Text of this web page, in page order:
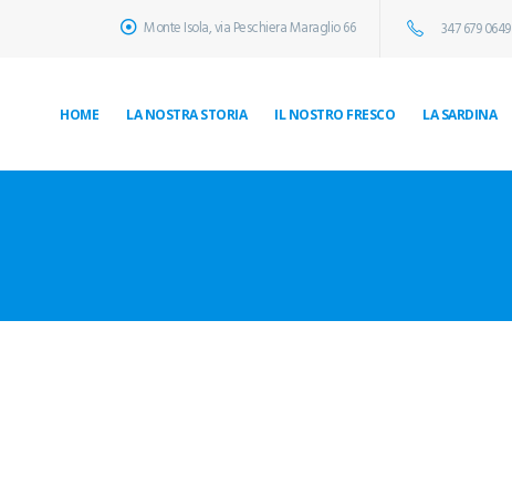
Monte Isola, via Peschiera Maraglio 66 347 679 0649
HOME LA NOSTRA STORIA IL NOSTRO FRESCO LA SARDINA